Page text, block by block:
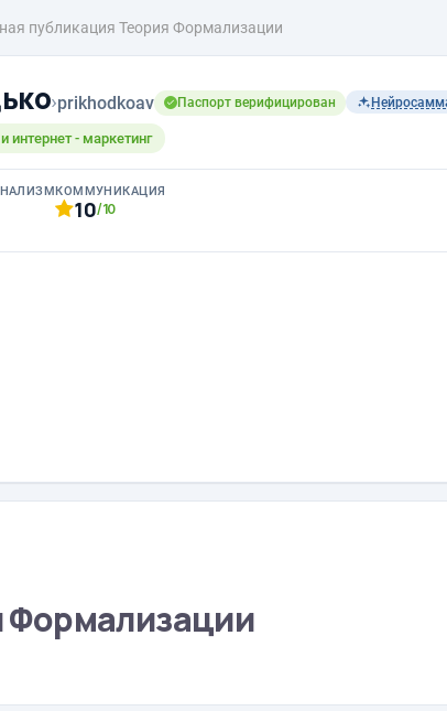
публикация Теория Формализации
›prikhodkoav Паспорт верифицирован
интернет - маркетинг
КОММУНИКАЦИЯ
10/10
Формализации